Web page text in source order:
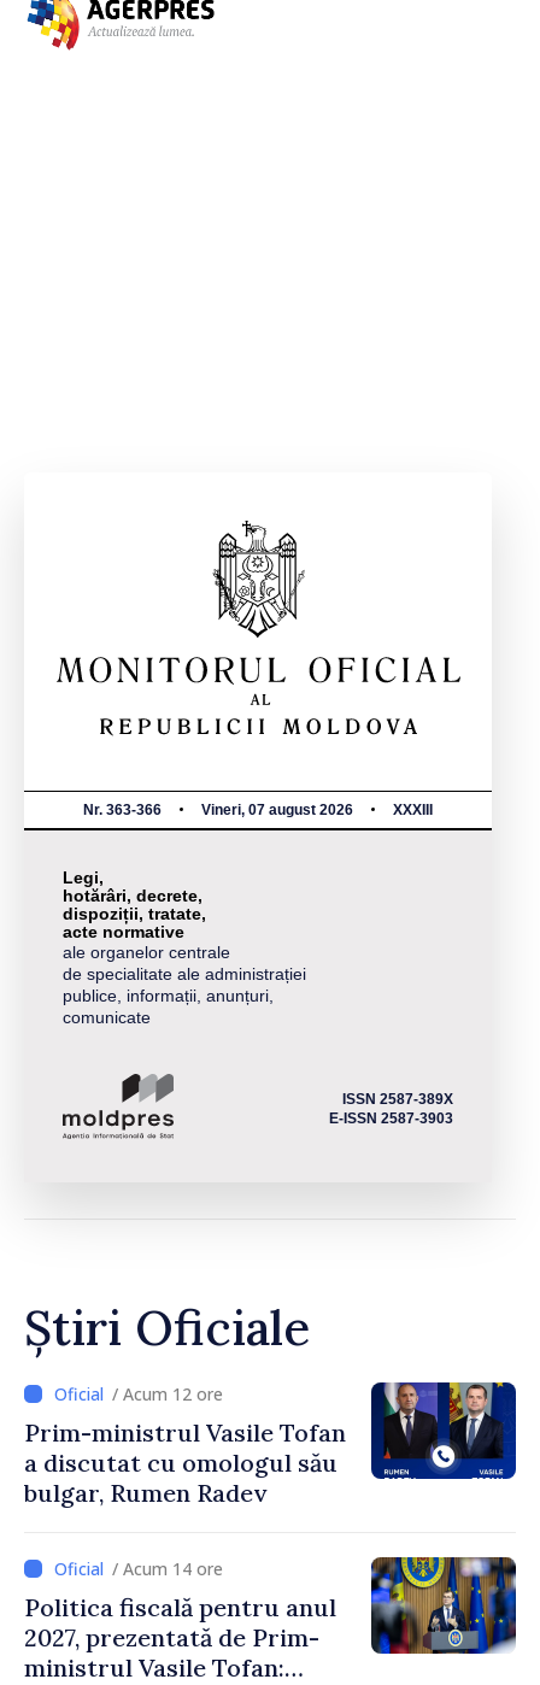
Nr. 363-366 Vineri, 07 august 2026 XXXIII
Legi,
hotărâri, decrete,
dispoziții, tratate,
acte normative
ale organelor centrale
de specialitate ale administrației
publice, informații, anunțuri,
comunicate
ISSN 2587-389X
E-ISSN 2587-3903
Știri Oficiale
/ Acum 12 ore
Prim-ministrul Vasile Tofan
a discutat cu omologul său
bulgar, Rumen Radev
/ Acum 14 ore
Politica fiscală pentru anul
2027, prezentată de Prim-
ministrul Vasile Tofan: